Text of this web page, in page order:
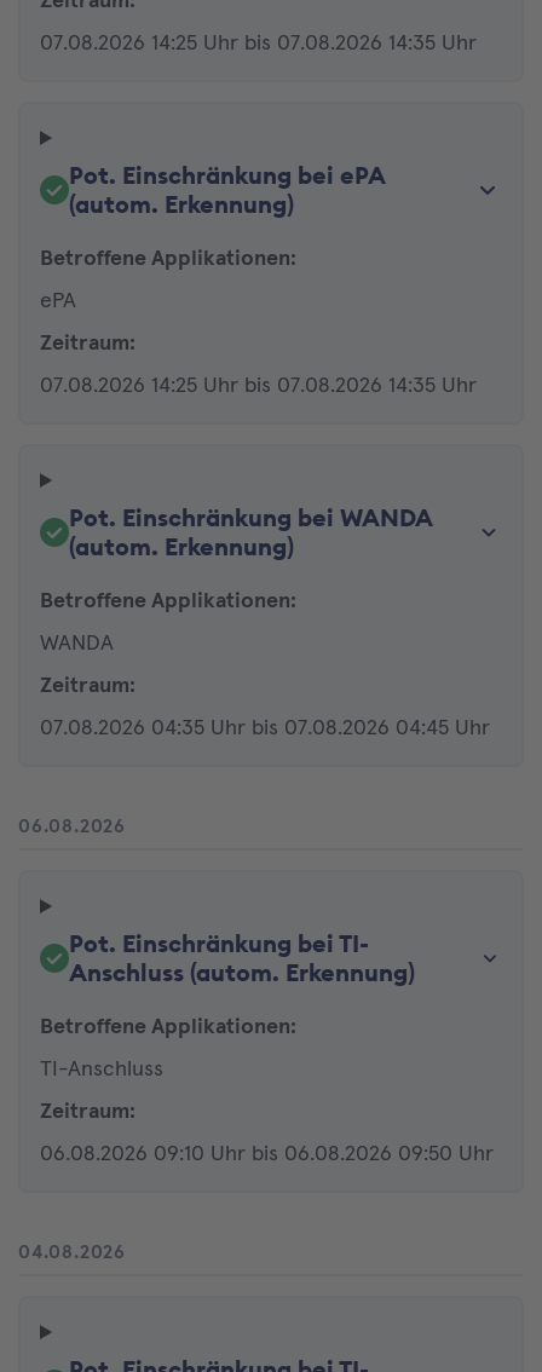
07.08.2026 14:25 Uhr bis 07.08.2026 14:35 Uhr
Pot. Einschränkung bei ePA
(autom. Erkennung)
Betroffene Applikationen:
ePA
Zeitraum:
07.08.2026 14:25 Uhr bis 07.08.2026 14:35 Uhr
Pot. Einschränkung bei WANDA
(autom. Erkennung)
Betroffene Applikationen:
WANDA
Zeitraum:
07.08.2026 04:35 Uhr bis 07.08.2026 04:45 Uhr
06.08.2026
Pot. Einschränkung bei TI-
Anschluss (autom. Erkennung)
Betroffene Applikationen:
TI-Anschluss
Zeitraum:
06.08.2026 09:10 Uhr bis 06.08.2026 09:50 Uhr
04.08.2026